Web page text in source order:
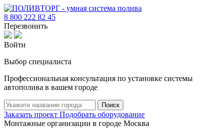
8 800 222 82 45
Перезвонить
Войти
Выбор специалиста
Профессиональная консультация по установке системы
автополива в вашем городе
Поиск
Заказать проект Подобрать оборудование
Монтажные организации в городе Москва